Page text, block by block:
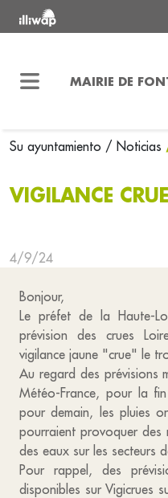
MAIRIE DE
Su ayuntamiento / Noticias
VIGILANCE
4/9/24
Bonjour,
Le préfet de la Haute-
prévision des crues
vigilance jaune "crue" le
Au regard des prévisions
Météo-France, pour la
pour demain, les pluies
pourraient provoquer des
des eaux sur les secteurs
Pour rappel, des
disponibles sur Vigicrues